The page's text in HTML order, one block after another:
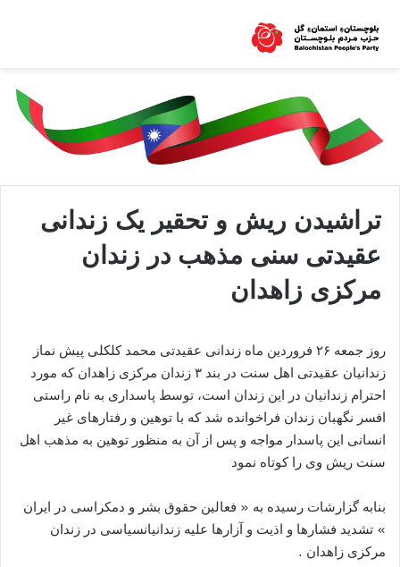
تراشیدن ریش و تحقیر یک زندانی
عقیدتی سنی مذهب در زندان
مرکزی زاهدان
روز جمعه ۲۶ فروردین ماه زندانی عقیدتی محمد کلکلی پیش نماز
زندانیان عقیدتی اهل سنت در بند ۳ زندان مرکزی زاهدان که مورد
احترام زندانیان در این زندان است، توسط پاسداری به نام راستی
افسر نگهبان زندان فراخوانده شد که با توهین و رفتارهای غیر
انسانی این پاسدار مواجه و پس از آن به منظور توهین به مذهب اهل
سنت ریش وی را کوتاه نمود
بنابه گزارشات رسیده به « فعالین حقوق بشر و دمکراسی در ایران
» تشدید فشارها و اذیت و آزارها علیه زندانیانسیاسی در زندان
مرکزی زاهدان .